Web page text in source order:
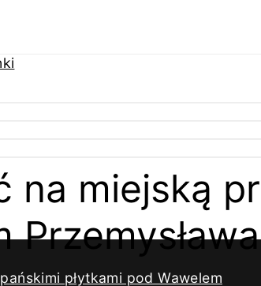
płytkami pod Wawelem
na miejską